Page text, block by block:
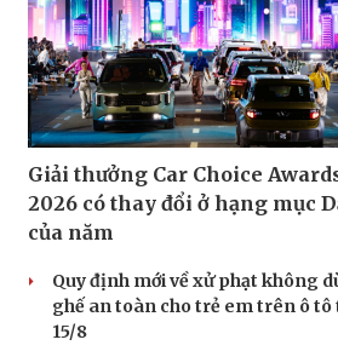
Giải thưởng Car Choice
2026 có thay đổi ở hạng mục
của năm
Quy định mới về xử phạt không
ghế an toàn cho trẻ em trên ô tô
15/8